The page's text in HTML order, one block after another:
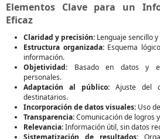
Elementos Clave para un
Eficaz
Claridad y precisión: Lenguaje sencillo
Estructura organizada:Esquema
información.
Objetividad: Basado en datos y
personales.
Adaptación al público: Ajuste del
destinatarios.
Incorporación de datos visuales: Uso
Transparencia:Comunicación de logros
Relevancia:Información útil, sin datos
Sistematización de resultados: